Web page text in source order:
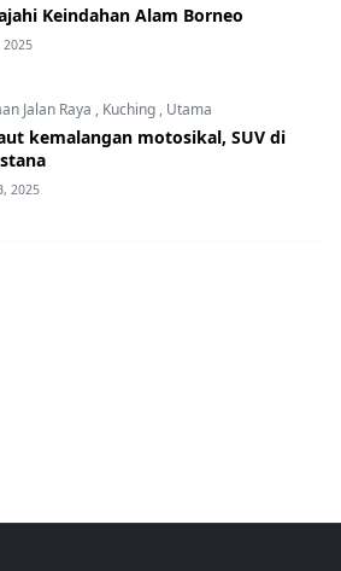
Keindahan Alam Borneo
2025
Jalan Raya , Kuching, Utama
kemalangan motosikal, SUV di
2025